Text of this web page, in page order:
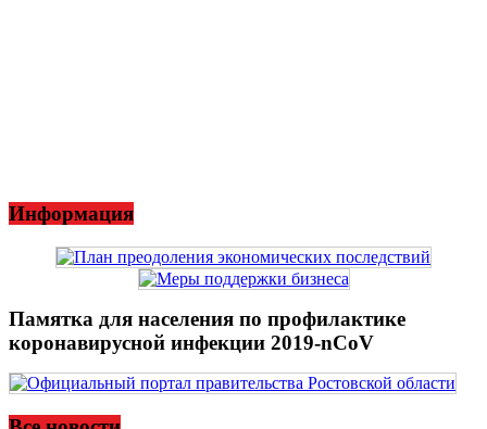
Информация
Памятка для населения по профилактике
коронавирусной инфекции 2019-nCoV